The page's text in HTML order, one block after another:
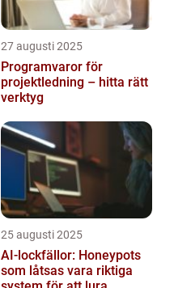
27 augusti 2025
Programvaror för
projektledning – hitta rätt
verktyg
25 augusti 2025
AI-lockfällor: Honeypots
som låtsas vara riktiga